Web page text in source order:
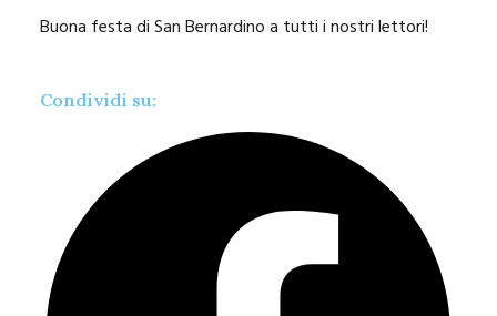
Buona festa di San Bernardino a tutti i nostri lettori!
Condividi su: